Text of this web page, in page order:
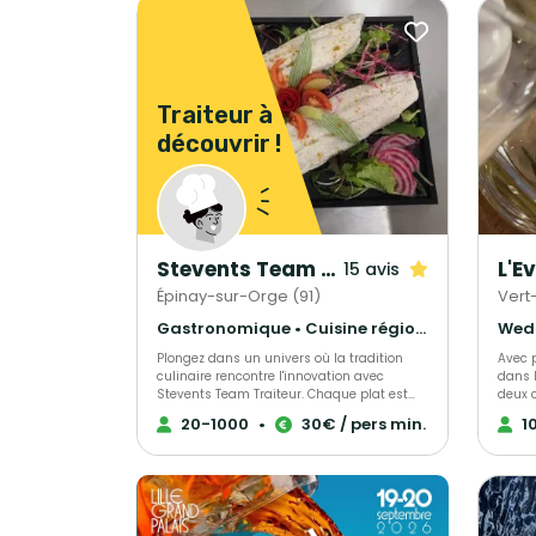
Traiteur à
découvrir !
Stevents Team Traiteur 15 avis
Épinay-sur-Orge (91)
Gastronomique • Cuisine régionale • Français Traditionnel
Plongez dans un univers où la tradition
culinaire rencontre l'innovation avec
Stevents Team Traiteur. Chaque plat est
une promesse d'émerveillement,
confectionné sur mesure pour satisfaire
inoubliable, où gourmandise rime avec
créativité. Stevents Team Traiteur, c'est
l'engagement d'un voyage culinaire
20-1000 • 30€ / pers min.
Avec
dans
deux